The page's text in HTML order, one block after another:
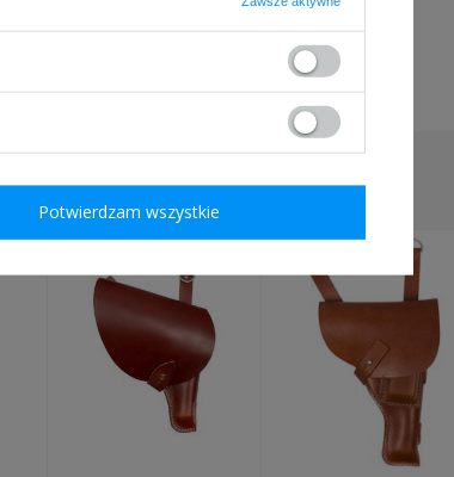
TYM TOWAREM:
Potwierdzam wszystkie